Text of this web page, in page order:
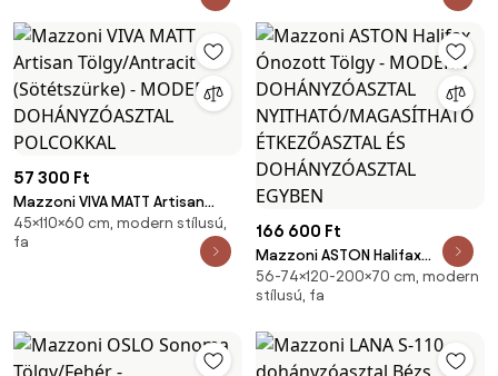
57 300 Ft
Mazzoni VIVA MATT Artisan
Tölgy/Antracit (Sötétszürke) -
MODERN DOHÁNYZÓASZTAL
45×110×60 cm, modern stílusú,
fa
166 600 Ft
Mazzoni ASTON Halifax
Ónozott Tölgy - MODERN
DOHÁNYZÓASZTAL
ÉTKEZŐASZTAL ÉS
DOHÁNYZÓASZTAL EGYBEN
56-74×120-200×70 cm, modern
stílusú, fa